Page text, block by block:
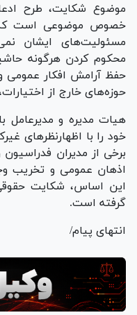
موضوع شکایت، طرح
خصوص موضوعی است
مسئولیت‌های ایشان
محکوم کردن هرگونه
حفظ آرامش افکار عمومی
حوزه‌های خارج از
هیات مدیره و مدیرعامل
خود را با اظهارنظر‌های
برخی از مدیران
اذهان عمومی و تخریب
این اساس، شکایت
گرفته است.
انتهای پیام/